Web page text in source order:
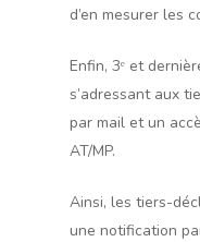
d’en mesurer les
Enfin, 3ᵉ et
s’adressant aux
par mail et un
AT/MP.
Ainsi, les tiers-
une notification